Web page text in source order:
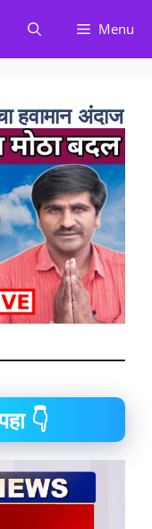
Menu
अंदाज
👇